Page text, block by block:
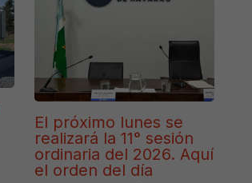
El próximo lunes se
realizará la 11° sesión
ordinaria del 2026. Aquí
el orden del día